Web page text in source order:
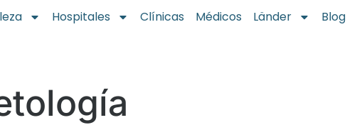
Hospitales Clínicas Médicos Länder Blog